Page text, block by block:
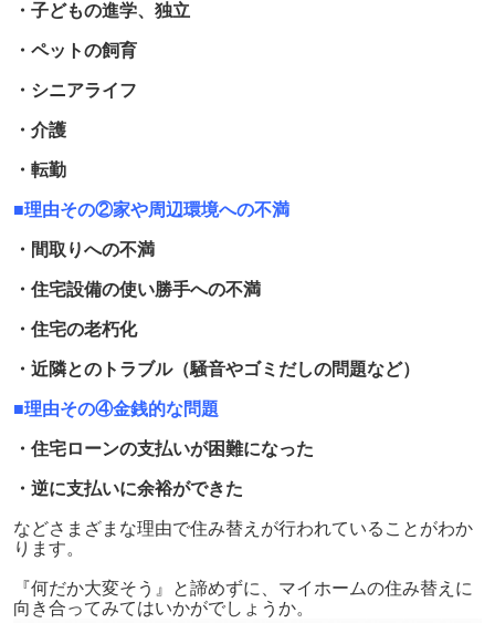
・子どもの進学、独立
・ペットの飼育
・シニアライフ
・介護
・転勤
■理由その②家や周辺環境への不満
・間取りへの不満
・住宅設備の使い勝手への不満
・住宅の老朽化
・近隣とのトラブル（騒音やゴミだしの問題など）
■理由その④金銭的な問題
・住宅ローンの支払いが困難になった
・逆に支払いに余裕ができた
などさまざまな理由で住み替えが行われていることがわか
ります。
『何だか大変そう』と諦めずに、マイホームの住み替えに
向き合ってみてはいかがでしょうか。